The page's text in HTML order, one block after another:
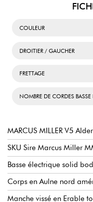
COULEUR
DROITIER / GAUCHER
FRETTAGE
NOMBRE DE CORDES BASSE
MARCUS MILLER V5
SKU Sire Marcus Miller
Basse électrique solid
Corps en Aulne nord
Manche vissé en Erable